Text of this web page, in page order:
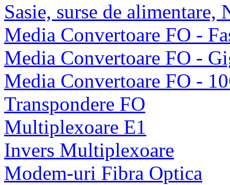
Sasie, surse de alimentare,
Media Convertoare FO -
Media Convertoare FO -
Media Convertoare FO -
Transpondere FO
Multiplexoare E1
Invers Multiplexoare
Modem-uri Fibra Optica